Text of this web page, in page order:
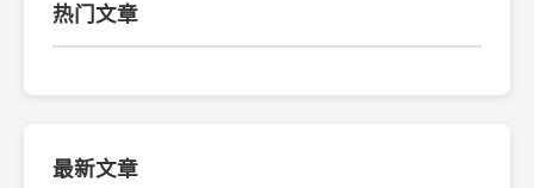
热门文章
最新文章